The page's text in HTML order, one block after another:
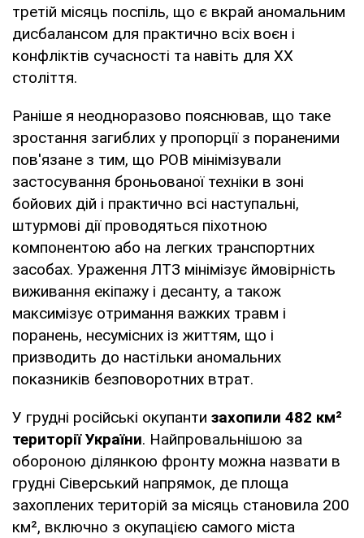
третій місяць поспіль, що є вкрай аномальним
дисбалансом для практично всіх воєн і
конфліктів сучасності та навіть для ХХ
століття.
Раніше я неодноразово пояснював, що таке
зростання загиблих у пропорції з пораненими
пов'язане з тим, що РОВ мінімізували
застосування броньованої техніки в зоні
бойових дій і практично всі наступальні,
штурмові дії проводяться піхотною
компонентою або на легких транспортних
засобах. Ураження ЛТЗ мінімізує ймовірність
виживання екіпажу і десанту, а також
максимізує отримання важких травм і
поранень, несумісних із життям, що і
призводить до настільки аномальних
показників безповоротних втрат.
У грудні російські окупанти захопили 482 км²
території України. Найпровальнішою за
обороною ділянкою фронту можна назвати в
грудні Сіверський напрямок, де площа
захоплених територій за місяць становила 200
км², включно з окупацією самого міста